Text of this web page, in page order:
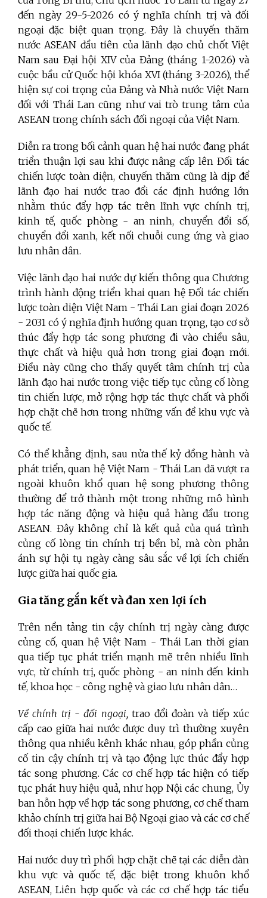
đến ngày 29-5-2026 có ý nghĩa chính trị và đối
ngoại đặc biệt quan trọng. Đây là chuyến thăm
nước ASEAN đầu tiên của lãnh đạo chủ chốt Việt
Nam sau Đại hội XIV của Đảng (tháng 1-2026) và
cuộc bầu cử Quốc hội khóa XVI (tháng 3-2026), thể
hiện sự coi trọng của Đảng và Nhà nước Việt Nam
đối với Thái Lan cũng như vai trò trung tâm của
ASEAN trong chính sách đối ngoại của Việt Nam.
Diễn ra trong bối cảnh quan hệ hai nước đang phát
triển thuận lợi sau khi được nâng cấp lên Đối tác
chiến lược toàn diện, chuyến thăm cũng là dịp để
lãnh đạo hai nước trao đổi các định hướng lớn
nhằm thúc đẩy hợp tác trên lĩnh vực chính trị,
kinh tế, quốc phòng - an ninh, chuyển đổi số,
chuyển đổi xanh, kết nối chuỗi cung ứng và giao
lưu nhân dân.
Việc lãnh đạo hai nước dự kiến thông qua Chương
trình hành động triển khai quan hệ Đối tác chiến
lược toàn diện Việt Nam - Thái Lan giai đoạn 2026
- 2031 có ý nghĩa định hướng quan trọng, tạo cơ sở
thúc đẩy hợp tác song phương đi vào chiều sâu,
thực chất và hiệu quả hơn trong giai đoạn mới.
Điều này cũng cho thấy quyết tâm chính trị của
lãnh đạo hai nước trong việc tiếp tục củng cố lòng
tin chiến lược, mở rộng hợp tác thực chất và phối
hợp chặt chẽ hơn trong những vấn đề khu vực và
quốc tế.
Có thể khẳng định, sau nửa thế kỷ đồng hành và
phát triển, quan hệ Việt Nam - Thái Lan đã vượt ra
ngoài khuôn khổ quan hệ song phương thông
thường để trở thành một trong những mô hình
hợp tác năng động và hiệu quả hàng đầu trong
ASEAN. Đây không chỉ là kết quả của quá trình
củng cố lòng tin chính trị bền bỉ, mà còn phản
ánh sự hội tụ ngày càng sâu sắc về lợi ích chiến
lược giữa hai quốc gia.
Gia tăng gắn kết và đan xen lợi ích
Trên nền tảng tin cậy chính trị ngày càng được
củng cố, quan hệ Việt Nam - Thái Lan thời gian
qua tiếp tục phát triển mạnh mẽ trên nhiều lĩnh
vực, từ chính trị, quốc phòng - an ninh đến kinh
tế, khoa học - công nghệ và giao lưu nhân dân…
Về chính trị - đối ngoại,trao đổi đoàn và tiếp xúc
cấp cao giữa hai nước được duy trì thường xuyên
thông qua nhiều kênh khác nhau, góp phần củng
cố tin cậy chính trị và tạo động lực thúc đẩy hợp
tác song phương. Các cơ chế hợp tác hiện có tiếp
tục phát huy hiệu quả, như họp Nội các chung, Ủy
ban hỗn hợp về hợp tác song phương, cơ chế tham
khảo chính trị giữa hai Bộ Ngoại giao và các cơ chế
đối thoại chiến lược khác.
Hai nước duy trì phối hợp chặt chẽ tại các diễn đàn
khu vực và quốc tế, đặc biệt trong khuôn khổ
ASEAN, Liên hợp quốc và các cơ chế hợp tác tiểu